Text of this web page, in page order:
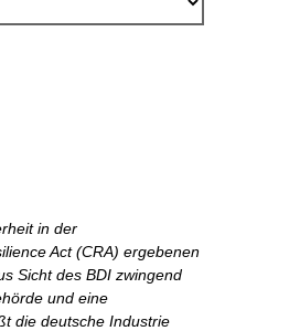
in der
Act (CRA) ergebenen
Sicht des BDI zwingend
und eine
die deutsche Industrie